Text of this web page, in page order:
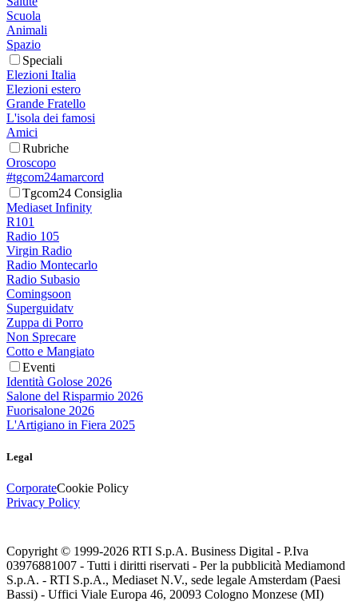
Scuola
Animali
Spazio
Speciali
Elezioni Italia
Elezioni estero
Grande Fratello
L'isola dei famosi
Amici
Rubriche
Oroscopo
#tgcom24amarcord
Tgcom24 Consiglia
Mediaset Infinity
R101
Radio 105
Virgin Radio
Radio Montecarlo
Radio Subasio
Comingsoon
Superguidatv
Zuppa di Porro
Non Sprecare
Cotto e Mangiato
Eventi
Identità Golose 2026
Salone del Risparmio 2026
Fuorisalone 2026
L'Artigiano in Fiera 2025
Legal
CorporateCookie Policy
Privacy Policy
Copyright © 1999-2026 RTI S.p.A. Business Digital - P.Iva
03976881007 - Tutti i diritti riservati - Per la pubblicità Mediamond
S.p.A. - RTI S.p.A., Mediaset N.V., sede legale Amsterdam (Paesi
Bassi) - Uffici Viale Europa 46, 20093 Cologno Monzese (MI)